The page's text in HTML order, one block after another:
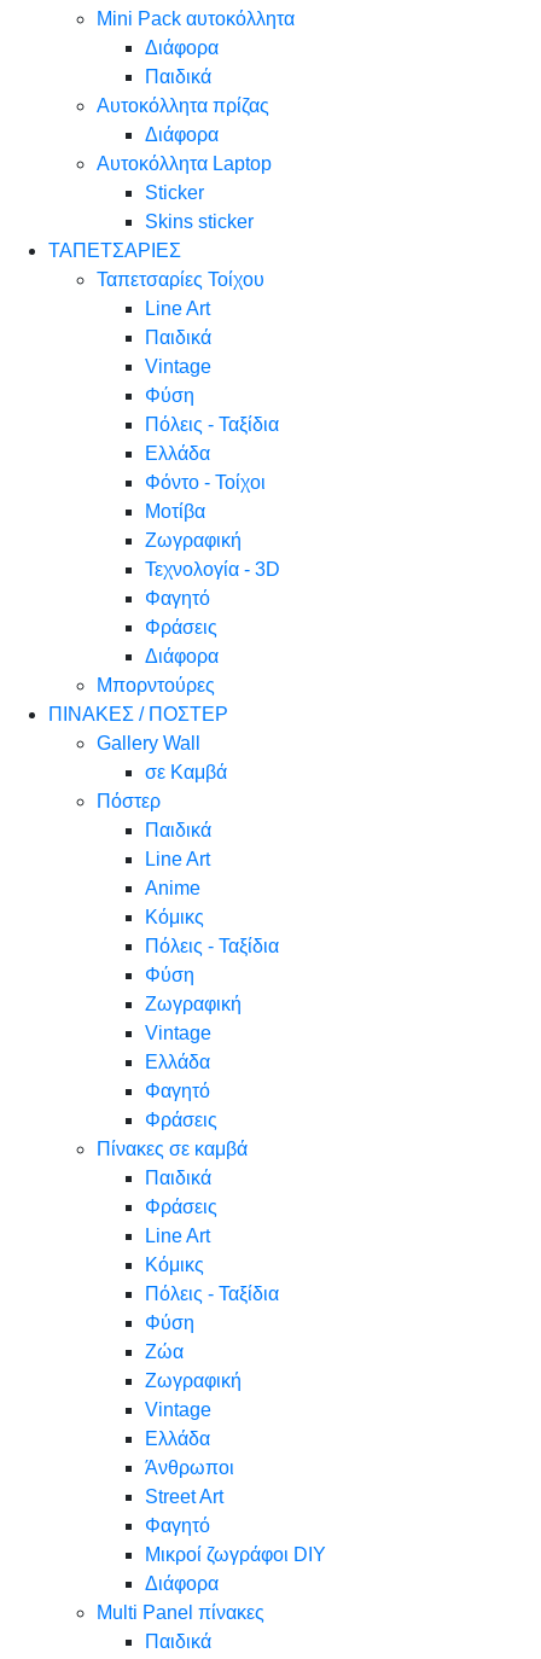
Mini Pack αυτοκόλλητα
Διάφορα
Παιδικά
Αυτοκόλλητα πρίζας
Διάφορα
Αυτοκόλλητα Laptop
Sticker
Skins sticker
ΤΑΠΕΤΣΑΡΙΕΣ
Ταπετσαρίες Τοίχου
Line Art
Παιδικά
Vintage
Φύση
Πόλεις - Ταξίδια
Ελλάδα
Φόντο - Τοίχοι
Μοτίβα
Ζωγραφική
Τεχνολογία - 3D
Φαγητό
Φράσεις
Διάφορα
Μπορντούρες
ΠΙΝΑΚΕΣ / ΠΟΣΤΕΡ
Gallery Wall
σε Καμβά
Πόστερ
Παιδικά
Line Art
Anime
Κόμικς
Πόλεις - Ταξίδια
Φύση
Ζωγραφική
Vintage
Ελλάδα
Φαγητό
Φράσεις
Πίνακες σε καμβά
Παιδικά
Φράσεις
Line Art
Κόμικς
Πόλεις - Ταξίδια
Φύση
Ζώα
Ζωγραφική
Vintage
Ελλάδα
Άνθρωποι
Street Art
Φαγητό
Μικροί ζωγράφοι DIY
Διάφορα
Multi Panel πίνακες
Παιδικά